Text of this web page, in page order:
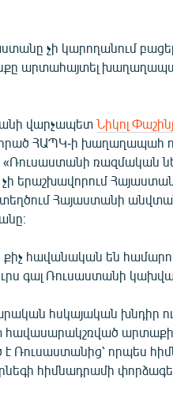
չի կարողանում
արտահայտել
վարչապետ Նիկոլ
ՀԱՊԿ-ի խաղաղապահ
«Ռուսաստանի ռազմական
երաշխավորում
Հայաստանի
քիչ հավանական են
գալ Ռուսաստանի
հսկայական խնդիր
հավասարակշռված
է Ռուսաստանից՝ որպես
հիմնադրամի